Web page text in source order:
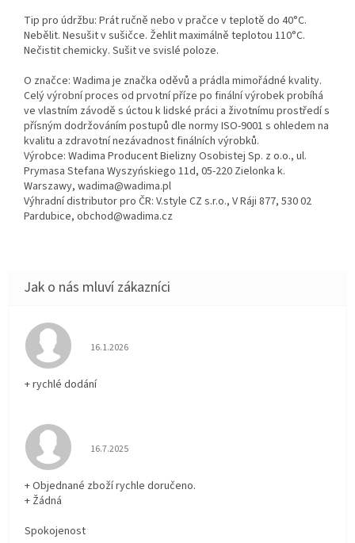
Tip pro údržbu: Prát ručně nebo v pračce v teplotě do 40°C.
Nebělit. Nesušit v sušičce. Žehlit maximálně teplotou 110°C.
Nečistit chemicky. Sušit ve svislé poloze.
O značce: Wadima je značka oděvů a prádla mimořádné kvality.
Celý výrobní proces od prvotní příze po finální výrobek probíhá
ve vlastním závodě s úctou k lidské práci a životnímu prostředí s
přísným dodržováním postupů dle normy ISO-9001 s ohledem na
kvalitu a zdravotní nezávadnost finálních výrobků.
Výrobce: Wadima Producent Bielizny Osobistej Sp. z o.o., ul.
Prymasa Stefana Wyszyńskiego 11d, 05-220 Zielonka k.
Warszawy, wadima@wadima.pl
Výhradní distributor pro ČR: V.style CZ s.r.o., V Ráji 877, 530 02
Pardubice, obchod@wadima.cz
Hodnocení obchodu je 5 z 5 hvězdiček.
16.1.2026
+ rychlé dodání
Hodnocení obchodu je 5 z 5 hvězdiček.
16.7.2025
+ Objednané zboží rychle doručeno.
+ Žádná
Spokojenost